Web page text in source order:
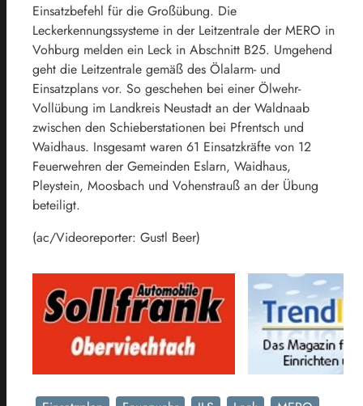
Einsatzbefehl für die Großübung. Die
Leckerkennungssysteme in der Leitzentrale der MERO in
Vohburg melden ein Leck in Abschnitt B25. Umgehend
geht die Leitzentrale gemäß des Ölalarm- und
Einsatzplans vor. So geschehen bei einer Ölwehr-
Vollübung im Landkreis Neustadt an der Waldnaab
zwischen den Schieberstationen bei Pfrentsch und
Waidhaus. Insgesamt waren 61 Einsatzkräfte von 12
Feuerwehren der Gemeinden Eslarn, Waidhaus,
Pleystein, Moosbach und Vohenstrauß an der Übung
beteiligt.
(ac/Videoreporter: Gustl Beer)